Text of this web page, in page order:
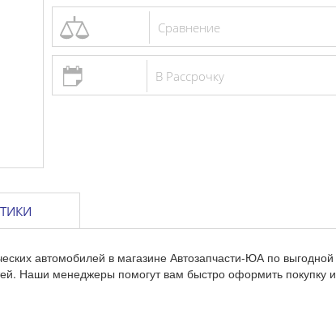
Сравнение
В Рассрочку
автомобилей в магазине Автозапчасти-ЮА по выгодной
Наши менеджеры помогут вам быстро оформить покупку и